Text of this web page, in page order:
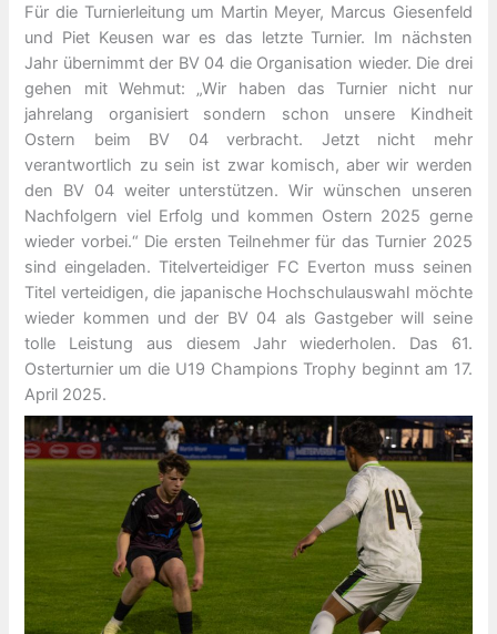
Für die Turnierleitung um Martin Meyer, Marcus Giesenfeld
und Piet Keusen war es das letzte Turnier. Im nächsten
Jahr übernimmt der BV 04 die Organisation wieder. Die drei
gehen mit Wehmut: „Wir haben das Turnier nicht nur
jahrelang organisiert sondern schon unsere Kindheit
Ostern beim BV 04 verbracht. Jetzt nicht mehr
verantwortlich zu sein ist zwar komisch, aber wir werden
den BV 04 weiter unterstützen. Wir wünschen unseren
Nachfolgern viel Erfolg und kommen Ostern 2025 gerne
wieder vorbei.“ Die ersten Teilnehmer für das Turnier 2025
sind eingeladen. Titelverteidiger FC Everton muss seinen
Titel verteidigen, die japanische Hochschulauswahl möchte
wieder kommen und der BV 04 als Gastgeber will seine
tolle Leistung aus diesem Jahr wiederholen. Das 61.
Osterturnier um die U19 Champions Trophy beginnt am 17.
April 2025.